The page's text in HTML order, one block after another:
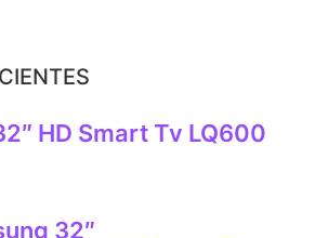
HD Smart Tv LQ600
32″